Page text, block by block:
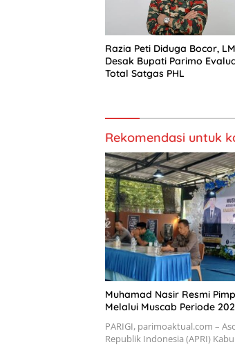
Razia Peti Diduga Bocor,
Desak Bupati Parimo
Total Satgas PHL
Rekomendasi untuk
Muhamad Nasir Resmi
Melalui Muscab Periode
PARIGI, parimoaktual.com –
Republik Indonesia (APRI)